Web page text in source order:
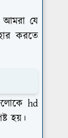
আমরা যে
করতে
hd
হয়।